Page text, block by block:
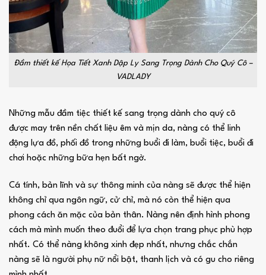
Đầm thiết kế Họa Tiết Xanh Dập Ly Sang Trọng Dành Cho Quý Cô –
VADLADY
Những mẫu đầm tiệc thiết kế sang trọng dành cho quý cô
được may trên nền chất liệu êm và mịn da, nàng có thể linh
động lựa đồ, phối đồ trong những buổi đi làm, buổi tiệc, buổi đi
chơi hoặc những bữa hẹn bất ngờ.
Cá tính, bản lĩnh và sự thông minh của nàng sẽ được thể hiện
không chỉ qua ngôn ngữ, cử chỉ, mà nó còn thể hiện qua
phong cách ăn mặc của bản thân. Nàng nên định hình phong
cách mà mình muốn theo đuổi để lựa chọn trang phục phù hợp
nhất. Có thể nàng không xinh đẹp nhất, nhưng chắc chắn
nàng sẽ là người phụ nữ nổi bật, thanh lịch và có gu cho riêng